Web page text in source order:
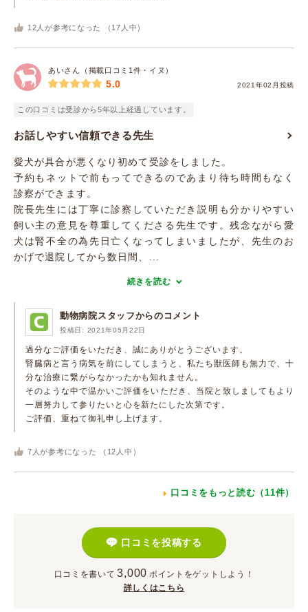
12 人が参考になった （ 17 人中）
あいさん（掲載口コミ1件・イヌ）
2021年02月投稿
5.0
この口コミは受診から5年以上経過しています。
お話しやすい信頼できる先生
愛犬が具合が悪くなり初めて受診をしました。
予約もネットで前もってできるのであまり待ち時間もなく
診察ができます。
院長先生には丁寧に診察していただき説明も分かりやすい
飼い主の意見を尊重してくださる先生です。残念ながら愛
犬は腎不全の為先日亡くなってしまいましたが、先生のお
かげで退院してから数日間、...
続きを読む
動物病院スタッフからのコメント
投稿日: 2021年05月22日
過分なご評価をいただき、誠にありがとうございます。
腎臓病と言う病気を前にしてしまうと、私たち獣医師も無力で、十
分な治療に繋がらなかったかも知れません。
そのような中で温かいご評価をいただき、当院と致しましてもより
一層努力して参りたいと心を新たにした次第です。
ご評価、重ねて御礼申し上げます。
7 人が参考になった （ 12 人中）
口コミをもっと読む（11件）
口コミを投稿する
口コミを書いて 3,000 ポイント をゲットしよう！
詳しくはこちら